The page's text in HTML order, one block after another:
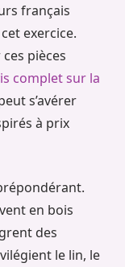
français
exercice.
pièces
complet sur la
s’avérer
à prix
en bois
des
le lin, le